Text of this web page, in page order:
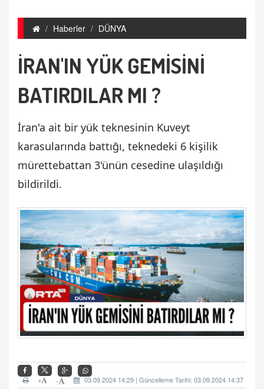
Haberler DÜNYA
İRAN'IN YÜK GEMİSİNİ
BATIRDILAR MI ?
İran'a ait bir yük teknesinin Kuveyt
karasularında battığı, teknedeki 6 kişilik
mürettebattan 3'ünün cesedine ulaşıldığı
bildirildi.
03.09.2024 14:29 | Güncelleme Tarihi: 03.09.2024 14:37
-
+